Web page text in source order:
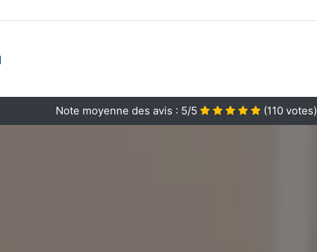
Note moyenne des avis : 5/5 (110votes)